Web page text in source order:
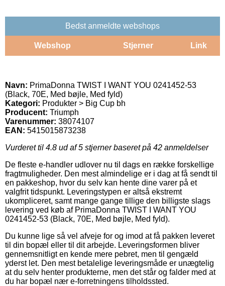
Bedst anmeldte webshops
Webshop Stjerner Link
Navn: PrimaDonna TWIST I WANT YOU 0241452-53
(Black, 70E, Med bøjle, Med fyld)
Kategori: Produkter > Big Cup bh
Producent: Triumph
Varenummer: 38074107
EAN: 5415015873238
Vurderet til 4.8 ud af 5 stjerner baseret på 42 anmeldelser
De fleste e-handler udlover nu til dags en række forskellige
fragtmuligheder. Den mest almindelige er i dag at få sendt til
en pakkeshop, hvor du selv kan hente dine varer på et
valgfrit tidspunkt. Leveringstypen er altså ekstremt
ukompliceret, samt mange gange tillige den billigste slags
levering ved køb af PrimaDonna TWIST I WANT YOU
0241452-53 (Black, 70E, Med bøjle, Med fyld).
Du kunne lige så vel afveje for og imod at få pakken leveret
til din bopæl eller til dit arbejde. Leveringsformen bliver
gennemsnitligt en kende mere pebret, men til gengæld
yderst let. Den mest betalelige leveringsmåde er unægtelig
at du selv henter produkterne, men det står og falder med at
du har bopæl nær e-forretningens tilholdssted.